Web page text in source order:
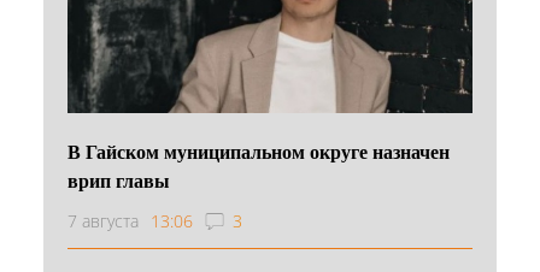
В Гайском муниципальном округе назначен
врип главы
7 августа 13:06 3